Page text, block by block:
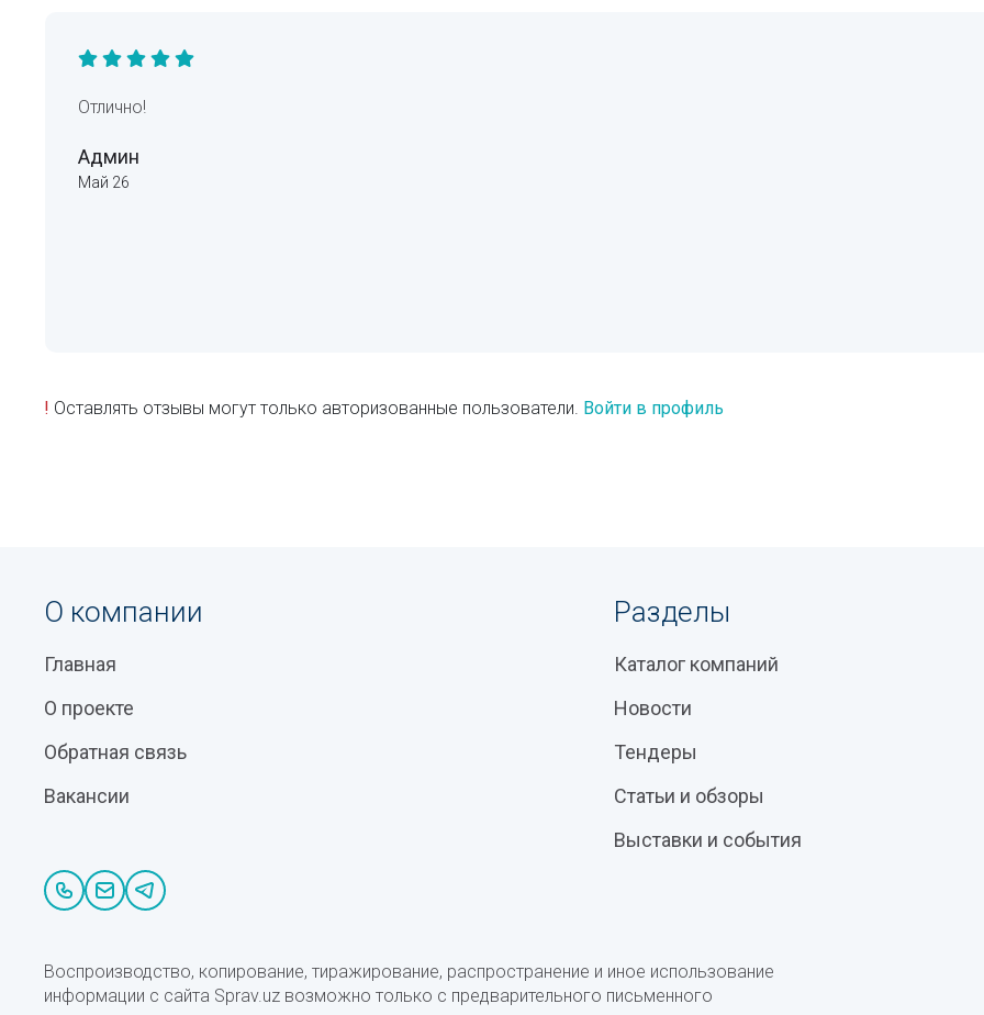
Отлично!
Админ
Май 26
! Оставлять отзывы могут только авторизованные пользователи. Войти в профиль
О компании
Главная
О проекте
Обратная связь
Вакансии
Разделы
Каталог компаний
Новости
Тендеры
Статьи и обзоры
Выставки и события
Воспроизводство, копирование, тиражирование, распространение и иное использование
информации с сайта Sprav.uz возможно только с предварительного письменного